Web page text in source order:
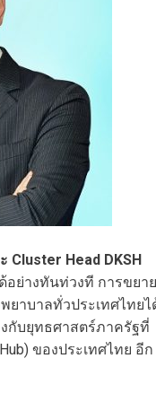
Cluster Head DKSH
อย่างทันท่วงที การขยาย
ยาบาลทั่วประเทศไทยไ
กับยุทธศาสตร์ภาครัฐที่
ของประเทศไทย อีก